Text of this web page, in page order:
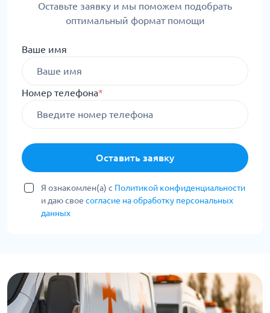
Оставьте заявку и мы поможем подобрать
оптимальный формат помощи
Ваше имя
Номер телефона*
Оставить заявку
Я ознакомлен(а) с Политикой конфиденциальности
и даю свое согласие на обработку персональных
данных